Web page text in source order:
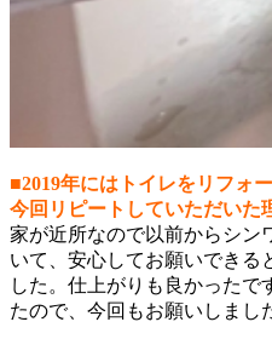
■2019年にはトイレをリフォ
今回リピートしていただいた
家が近所なので以前からシン
いて、安心してお願いできる
した。仕上がりも良かったで
たので、今回もお願いしまし